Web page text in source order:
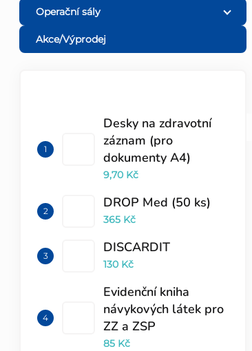
l
Operační sály
Akce/Výprodej
Desky na zdravotní
záznam (pro
dokumenty A4)
9,70 Kč
DROP Med (50 ks)
365 Kč
DISCARDIT
130 Kč
Evidenční kniha
návykových látek pro
ZZ a ZSP
85 Kč